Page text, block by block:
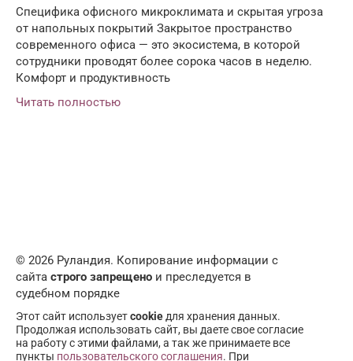
Специфика офисного микроклимата и скрытая угроза
от напольных покрытий Закрытое пространство
современного офиса — это экосистема, в которой
сотрудники проводят более сорока часов в неделю.
Комфорт и продуктивность
Читать полностью
© 2026 Руландия. Копирование информации с
сайта строго запрещено и преследуется в
судебном порядке
Этот сайт используетcookie для хранения данных.
Продолжая использовать сайт, вы даете свое согласие
на работу с этими файлами, а так же принимаете все
пункты пользовательского соглашения. При